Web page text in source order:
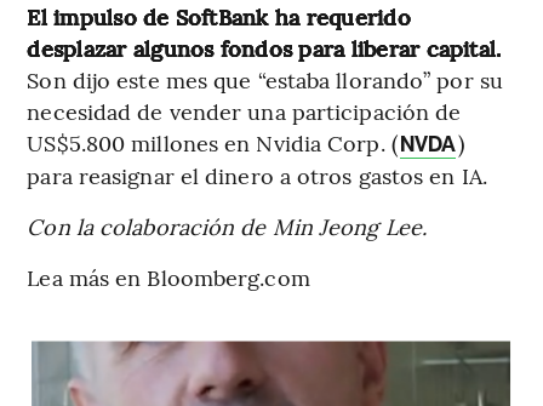
El impulso de SoftBank ha requerido
desplazar algunos fondos para liberar capital.
Son dijo este mes que “estaba llorando” por su
necesidad de vender una participación de
US$5.800 millones en Nvidia Corp. (NVDA)
para reasignar el dinero a otros gastos en IA.
Con la colaboración de Min Jeong Lee.
Lea más en Bloomberg.com